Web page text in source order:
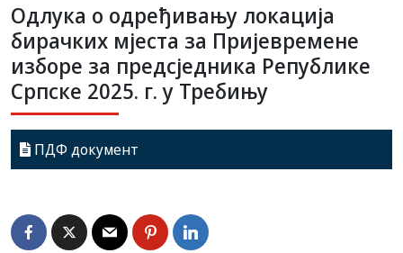
Одлука о одређивању локација
бирачких мјеста за Пријевремене
изборе за предсједника Републике
Српске 2025. г. у Требињу
ПДФ документ